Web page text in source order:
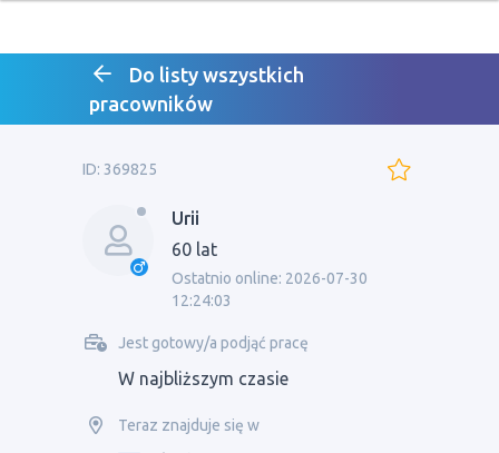
Do listy wszystkich
pracowników
ID: 369825
Urii
60 lat
Ostatnio online: 2026-07-30
12:24:03
Jest gotowy/a podjąć pracę
W najbliższym czasie
Teraz znajduje się w